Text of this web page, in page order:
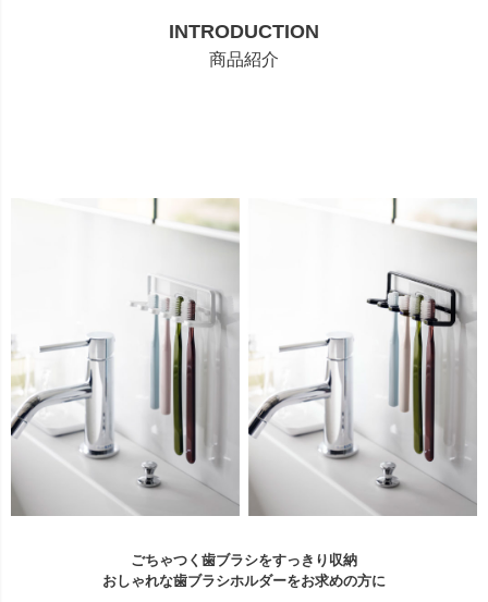
INTRODUCTION
商品紹介
ごちゃつく歯ブラシをすっきり収納
おしゃれな歯ブラシホルダーをお求めの方に